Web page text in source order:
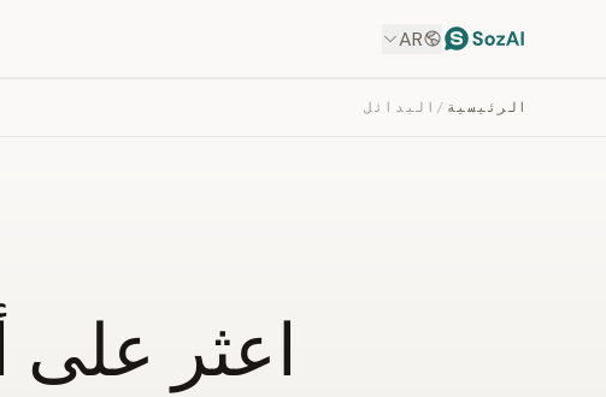
AR
الرئيسية / البدائل
اعثر على